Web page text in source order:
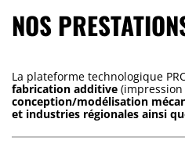
NOS
La plateforme technologique
fabrication additive (impression
conception/modélisation
et industries régionales ainsi